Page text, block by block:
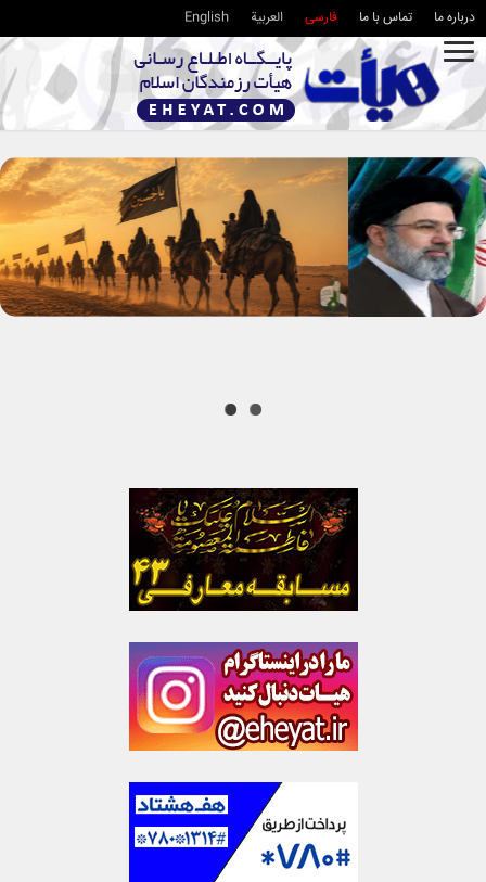
درباره ما تماس با ما فارسی العربية English